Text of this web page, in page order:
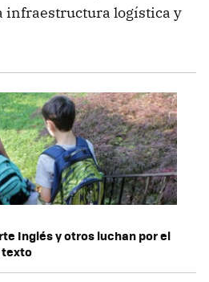
infraestructura logística y
Inglés y otros luchan por el
texto